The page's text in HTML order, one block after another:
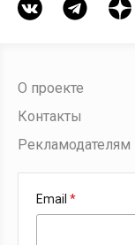
О проекте
Контакты
Рекламодателям
Email